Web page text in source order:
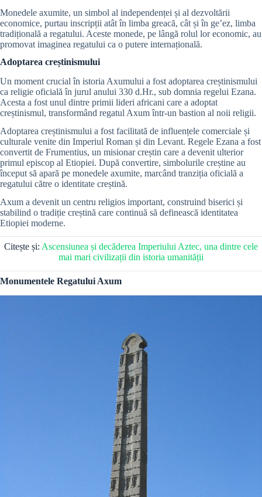
Monedele axumite, un simbol al independenței și al dezvoltării
economice, purtau inscripții atât în limba greacă, cât și în ge’ez, limba
tradițională a regatului. Aceste monede, pe lângă rolul lor economic, au
promovat imaginea regatului ca o putere internațională.
Adoptarea creștinismului
Un moment crucial în istoria Axumului a fost adoptarea creștinismului
ca religie oficială în jurul anului 330 d.Hr., sub domnia regelui Ezana.
Acesta a fost unul dintre primii lideri africani care a adoptat
creștinismul, transformând regatul Axum într-un bastion al noii religii.
Adoptarea creștinismului a fost facilitată de influențele comerciale și
culturale venite din Imperiul Roman și din Levant. Regele Ezana a fost
convertit de Frumentius, un misionar creștin care a devenit ulterior
primul episcop al Etiopiei. După convertire, simbolurile creștine au
început să apară pe monedele axumite, marcând tranziția oficială a
regatului către o identitate creștină.
Axum a devenit un centru religios important, construind biserici și
stabilind o tradiție creștină care continuă să definească identitatea
Etiopiei moderne.
Citește și: Ascensiunea și decăderea Imperiului Aztec, una dintre cele
mai mari civilizații din istoria umanității
Monumentele Regatului Axum